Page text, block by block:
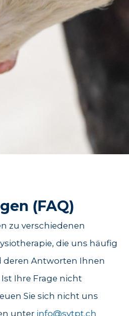
(FAQ)
zu verschiedenen
die uns häufig
Antworten Ihnen
Ihre Frage nicht
Sie sich nicht uns
unter info@svtpt.ch